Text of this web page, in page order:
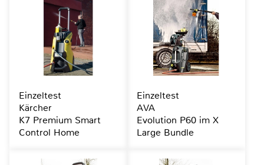
Einzeltest
Kärcher
K7 Premium Smart
Control Home
Einzeltest
AVA
Evolution P60 im X
Large Bundle